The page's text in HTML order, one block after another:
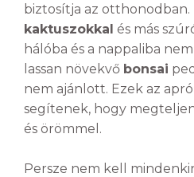
biztosítja az otthonodban.
kaktuszokkal és más
hálóba és a nappaliba
lassan növekvő bonsai
nem ajánlott. Ezek az
segítenek, hogy
és örömmel.
Persze nem kell